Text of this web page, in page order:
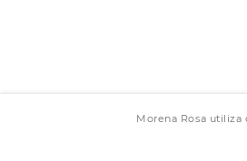
Morena Rosa utiliza